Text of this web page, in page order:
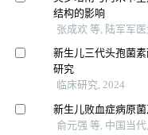
结构的影响
张成欢 等, 陆军军
新生儿三代头孢菌
研究
临床研究, 2024
新生儿败血症病原
俞元强 等, 中国当